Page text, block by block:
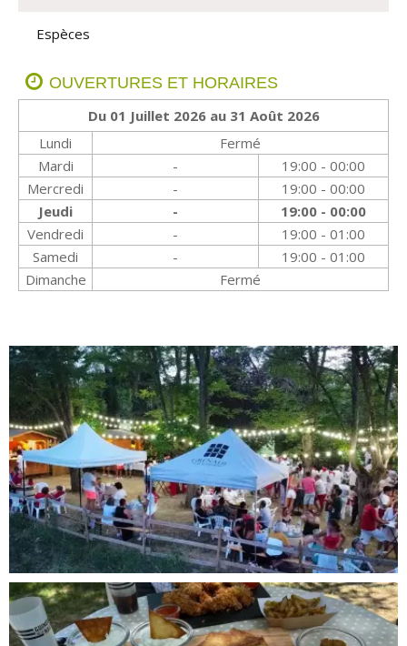
Espèces
OUVERTURES ET HORAIRES
Du 01 Juillet 2026 au 31 Août 2026
Lundi
Fermé
Mardi
-
19:00 - 00:00
Mercredi
-
19:00 - 00:00
Jeudi
-
19:00 - 00:00
Vendredi
-
19:00 - 01:00
Samedi
-
19:00 - 01:00
Dimanche
Fermé